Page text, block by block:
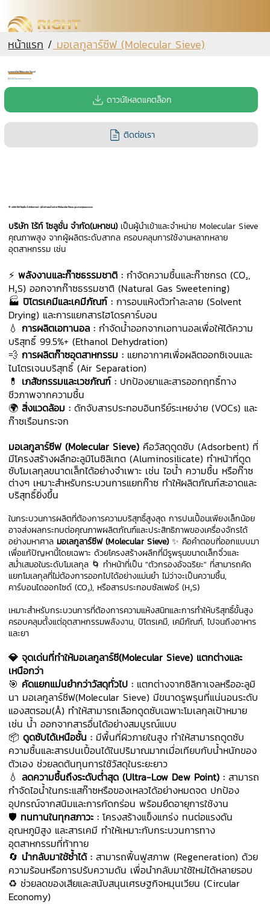
หน้าแรก / มอเลกูลาร์ซีฟ (Molecular Sieve)
มอเลกูลาร์ซีฟ (Molecular Sieve)
Right Solution
ที่สุดแห่งเทคโนโลยีการดูดซับเพื่ออุตสาหกรรมของคุณ
ติดต่อเรา
ดาวน์โหลดแคตล็อก
🌟 บริษัท ไร้ท์ โซลูชั่น จำกัด(มหาชน) : ผู้นำเข้าและจำหน่าย Molecular Sieve คุณภาพสูงครบวงจร
บริษัท ไร้ท์ โซลูชั่น จำกัด(มหาชน) เป็นผู้นำเข้าและจำหน่าย Molecular Sieve
คุณภาพสูง จากผู้ผลิตระดับสากล ครอบคลุมการใช้งานหลากหลาย
อุตสาหกรรม เช่น
⚡พลังงานและก๊าซธรรมชาติ : กำจัดความชื้นและก๊าซกรด (CO₂,
H₂S) ออกจากก๊าซธรรมชาติ (Natural Gas Sweetening)
🏭 ปิโตรเคมีและเคมีภัณฑ์ : การอบแห้งตัวทำละลาย (Solvent
Drying) และการแยกสารไฮโดรคาร์บอน
💧การผลิตเอทานอล : กำจัดน้ำออกจากเอทานอลเพื่อให้ได้ความ
บริสุทธิ์ 99.5%+ (Ethanol Dehydration)
💨การผลิตก๊าซอุตสาหกรรม : แยกอากาศเพื่อผลิตออกซิเจนและ
ไนโตรเจนบริสุทธิ์ (Air Separation)
💊 เภสัชกรรมและเวชภัณฑ์ : ปกป้องยาและสารออกฤทธิ์ทาง
ชีวภาพจากความชื้น
🌍สิ่งแวดล้อม : ดักจับสารประกอบอินทรีย์ระเหยง่าย (VOCs) และ
ก๊าซเรือนกระจก
มอเลกูลาร์ซีฟ (Molecular Sieve) คือวัสดุดูดซับ (Adsorbent) ที่
มีโครงสร้างผลึกอะลูมิโนซิลิเกต (Aluminosilicate) ทำหน้าที่ดูด
ซับโมเลกุลขนาดเล็กได้อย่างจำเพาะ เช่น ไอน้ำ ความชื้น หรือก๊าซ
ต่างๆ เหมาะสำหรับกระบวนการแยกก๊าซ ทำให้ผลิตภัณฑ์สะอาดและ
บริสุทธิ์ยิ่งขึ้น
ในกระบวนการผลิตที่ต้องการความบริสุทธิ์สูงสุด การปนเปื้อนเพียงเล็กน้อย
อาจส่งผลกระทบต่อคุณภาพผลิตภัณฑ์และประสิทธิภาพของเครื่องจักรได้
อย่างมหาศาล มอเลกูลาร์ซีฟ (Molecular Sieve)✨ คือคำตอบที่ออกแบบมา
เพื่อแก้ปัญหานี้โดยเฉพาะ ด้วยโครงสร้างผลึกที่มีรูพรุนขนาดเล็กจิ๋วและ
สม่ำเสมอในระดับโมเลกุล 🌀 ทำหน้าที่เป็น "ตัวกรองอัจฉริยะ" ที่สามารถคัด
แยกโมเลกุลที่ไม่ต้องการออกไปได้อย่างแม่นยำ ไม่ว่าจะเป็นความชื้น,
คาร์บอนไดออกไซด์ (CO₂), หรือสารประกอบซัลเฟอร์ (H₂S)
เหมาะสำหรับกระบวนการที่ต้องการความแห้งสนิทและการทำให้บริสุทธิ์ขั้นสูง
ครอบคลุมตั้งแต่อุตสาหกรรมพลังงาน, ปิโตรเคมี, เคมีภัณฑ์, ไปจนถึงอาหาร
และยา
💎 จุดเด่นที่ทำให้มอเลกูลาร์ซี(Molecular Sieve) แตกต่างและ
เหนือกว่า
🎯 คัดแยกแม่นยำกว่าวัสดุทั่วไป : แตกต่างจากซิลิกาเจลหรืออะลูมิ
นา มอเลกูลาร์ซีฟ(Molecular Sieve) มีขนาดรูพรุนที่แน่นอนระดับ
แองสตรอม(Å) ทำให้สามารถเลือกดูดซับเฉพาะโมเลกุลเป้าหมาย
เช่น น้ำ ออกจากสารอื่นได้อย่างสมบูรณ์แบบ
📦ดูดซับได้เหนือชั้น : มีพื้นที่ผิวภายในสูง ทำให้สามารถดูดซับ
ความชื้นและสารปนเปื้อนได้ในปริมาณมากเมื่อเทียบกับน้ำหนักของ
ตัวเอง ช่วยลดต้นทุนการใช้วัสดุในระยะยาว
💧ลดความชื้นถึงระดับต่ำสุด (Ultra-Low Dew Point) :สามารถ
กำจัดไอน้ำในกระแสก๊าซหรือของเหลวได้อย่างหมดจด ปกป้อง
อุปกรณ์จากสนิมและการกัดกร่อน พร้อมยืดอายุการใช้งาน
🛡️ ทนทานในทุกสภาวะ : โครงสร้างแข็งแกร่ง ทนต่อแรงดัน
อุณหภูมิสูง และสารเคมี ทำให้เหมาะกับกระบวนการทาง
อุตสาหกรรมที่ท้าทาย
🔄 นำกลับมาใช้ซ้ำได้ :สามารถฟื้นฟูสภาพ (Regeneration) ด้วย
ความร้อนหรือการปรับความดัน เพื่อนำกลับมาใช้ใหม่ได้หลายรอบ
♻️ ช่วยลดของเสียและสนับสนุนเศรษฐกิจหมุนเวียน (Circular
Economy)